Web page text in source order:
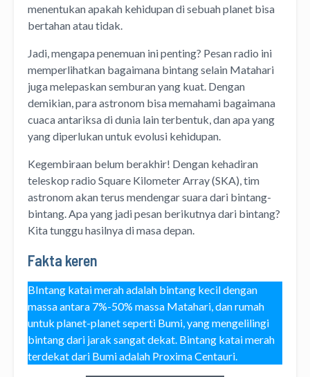
menentukan apakah kehidupan di sebuah planet bisa
bertahan atau tidak.
Jadi, mengapa penemuan ini penting? Pesan radio ini
memperlihatkan bagaimana bintang selain Matahari
juga melepaskan semburan yang kuat. Dengan
demikian, para astronom bisa memahami bagaimana
cuaca antariksa di dunia lain terbentuk, dan apa yang
yang diperlukan untuk evolusi kehidupan.
Kegembiraan belum berakhir! Dengan kehadiran
teleskop radio Square Kilometer Array (SKA), tim
astronom akan terus mendengar suara dari bintang-
bintang. Apa yang jadi pesan berikutnya dari bintang?
Kita tunggu hasilnya di masa depan.
Fakta keren
BIntang katai merah adalah bintang kecil dengan
massa antara 7%-50% massa Matahari, dan rumah
untuk planet-planet seperti Bumi, yang mengelilingi
bintang dari jarak sangat dekat. Bintang katai merah
terdekat dari Bumi adalah Proxima Centauri.